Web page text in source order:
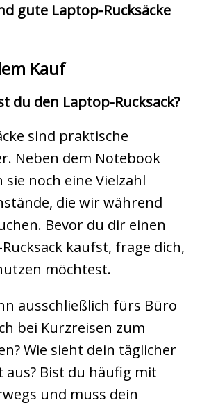
gute Laptop-Rucksäcke
Kauf
du den Laptop-Rucksack?
sind praktische
Neben dem Notebook
noch eine Vielzahl
die wir während
Bevor du dir einen
kaufst, frage dich,
möchtest.
ausschließlich fürs Büro
bei Kurzreisen zum
Wie sieht dein täglicher
aus? Bist du häufig mit
und muss dein